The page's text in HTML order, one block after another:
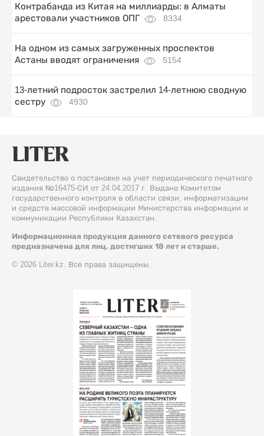
Контрабанда из Китая на миллиарды: в Алматы
арестовали участников ОПГ
8334
На одном из самых загруженных проспектов
Астаны вводят ограничения
5154
13-летний подросток застрелил 14-летнюю сводную
сестру
4930
Свидетельство о постановке на учет периодического печатного
издания №16475-СИ от 24.04.2017 г. Выдано Комитетом
государственного контроля в области связи, информатизации
и средств массовой информации Министерства информации и
коммуникации Республики Казахстан.
Информационная продукция данного сетевого ресурса
предназначена для лиц, достигших 18 лет и старше.
© 2026 Liter.kz. Все права защищены.